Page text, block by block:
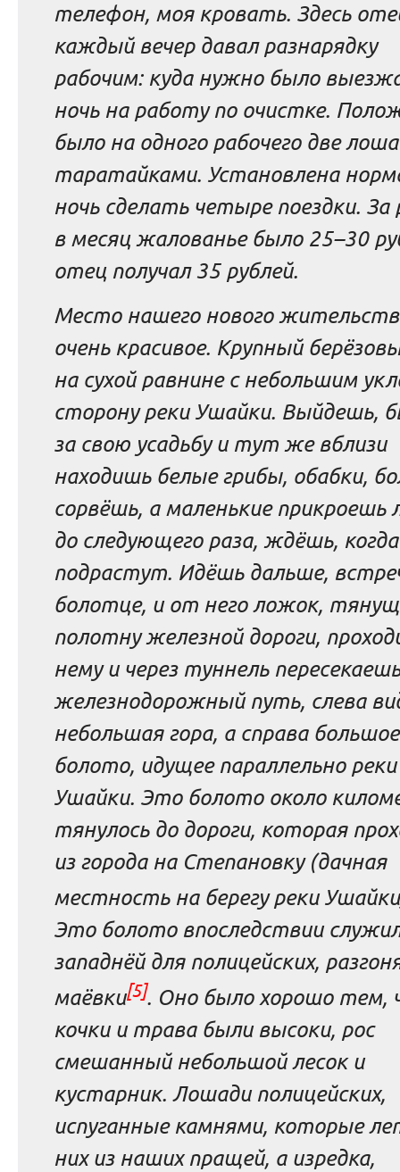
телефон, моя кровать. Здесь
каждый вечер давал разнарядку
рабочим: куда нужно было
ночь на работу по очистке.
было на одного рабочего две
таратайками. Установлена
ночь сделать четыре поездки. За
в месяц жалованье было 25–30
отец получал 35 рублей.
Место нашего нового
очень красивое. Крупный
на сухой равнине с небольшим
сторону реки Ушайки. Выйдешь,
за свою усадьбу и тут же вблизи
находишь белые грибы, обабки,
сорвёшь, а маленькие прикроешь
до следующего раза, ждёшь, когда
подрастут. Идёшь дальше,
болотце, и от него ложок,
полотну железной дороги,
нему и через туннель пересекаешь
железнодорожный путь, слева
небольшая гора, а справа большое
болото, идущее параллельно реки
Ушайки. Это болото около
тянулось до дороги, которая
из города на Степановку (дачная
местность на берегу реки
Это болото впоследствии
западнёй для полицейских,
маёвки[5]. Оно было хорошо тем,
кочки и трава были высоки, рос
смешанный небольшой лесок и
кустарник. Лошади полицейских,
испуганные камнями, которые
них из наших пращей, а изредка,